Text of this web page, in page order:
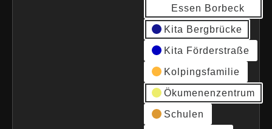
Essen Borbeck
Kita Bergbrücke
Kita Förderstraße
Kolpingsfamilie
Ökumenenzentrum
Schulen